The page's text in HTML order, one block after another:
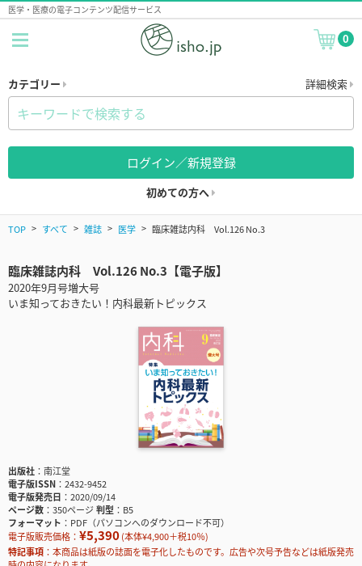
医学・医療の電子コンテンツ配信サービス
0
カテゴリー 詳細検索
ログイン／新規登録
初めての方へ
TOP すべて 雑誌 医学 臨床雑誌内科 Vol.126 No.3
臨床雑誌内科 Vol.126 No.3【電子版】
2020年9月号増大号
いま知っておきたい！内科最新トピックス
出版社
南江堂
電子版ISSN
2432-9452
電子版発売日
2020/09/14
ページ数
350ページ判型
B5
フォーマット
PDF（パソコンへのダウンロード不可）
電子版販売価格： ¥5,390(本体¥4,900＋税10％)
特記事項
本商品は紙版の誌面を電子化したものです。広告や次号予告などは紙版発売